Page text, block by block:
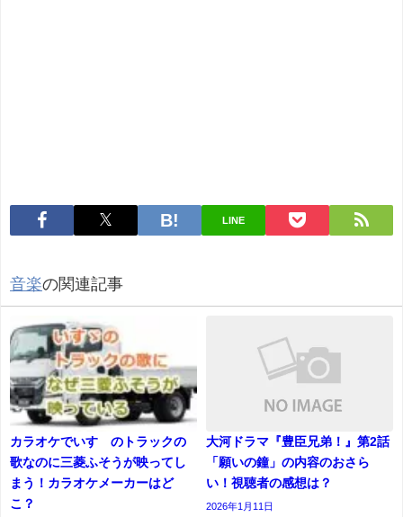
LINE
音楽の関連記事
カラオケでいすゞのトラックの
歌なのに三菱ふそうが映ってし
まう！カラオケメーカーはど
こ？
大河ドラマ『豊臣兄弟！』第2話
「願いの鐘」の内容のおさら
い！視聴者の感想は？
2026年1月11日